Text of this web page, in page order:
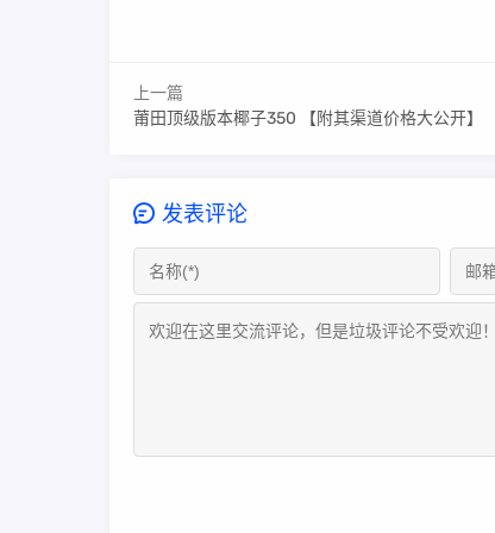
上一篇
莆田顶级版本椰子350 【附其渠道价格大公开】
发表评论